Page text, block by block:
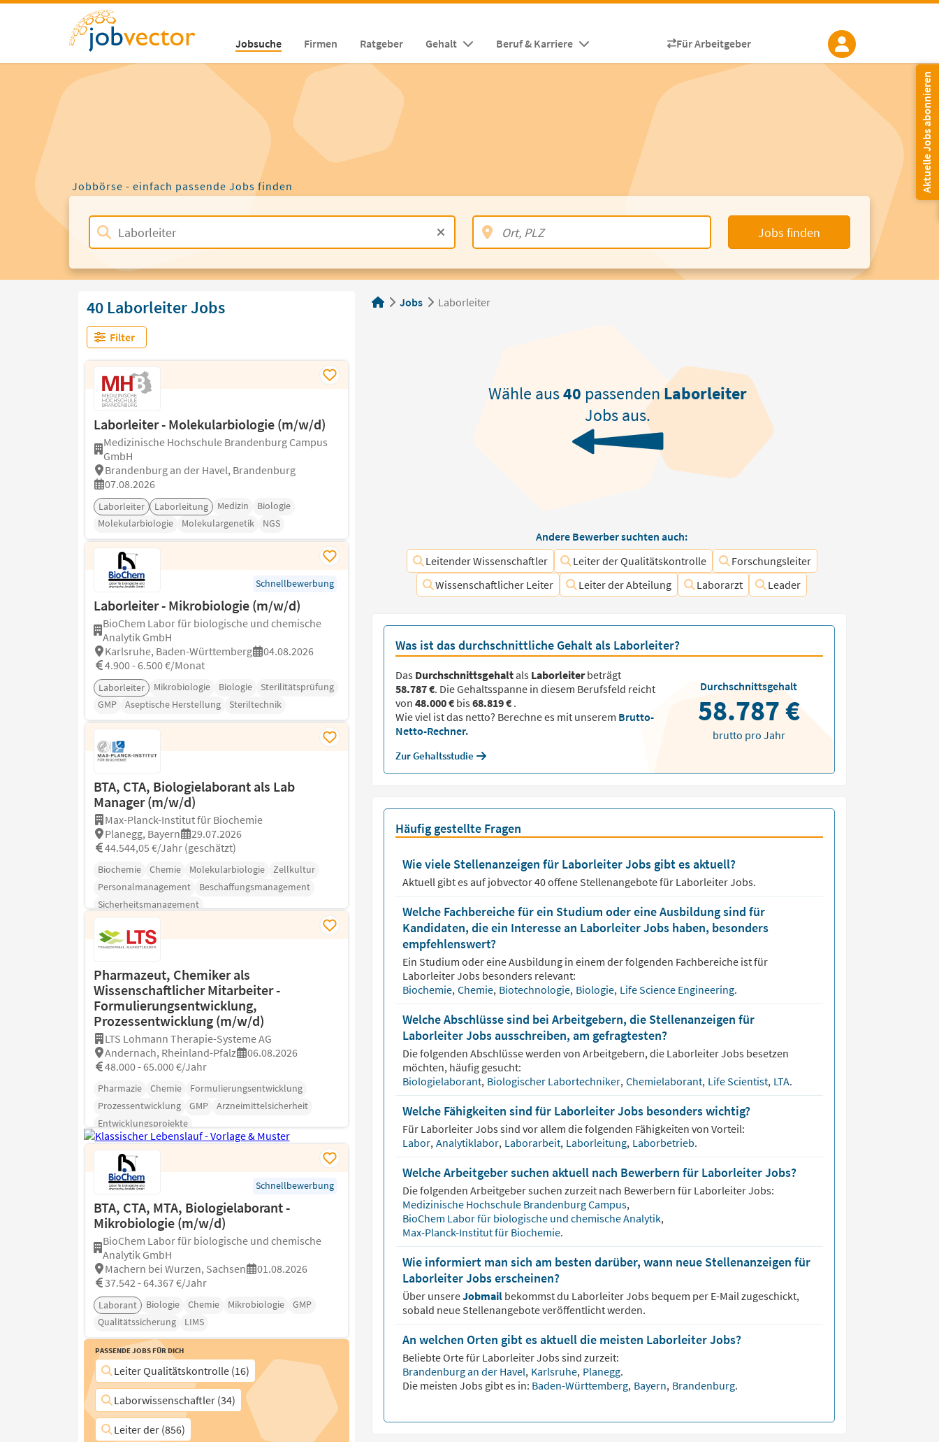
Jobsuche Firmen Ratgeber Gehalt Beruf & Karriere Für Arbeitgeber
Aktuelle Jobs abonnieren
Jobbörse - einfach passende Jobs finden
Jobs finden
40 Laborleiter Jobs
Filter
Laborleiter - Molekularbiologie (m/w/d)
Medizinische Hochschule Brandenburg Campus
GmbH
Brandenburg an der Havel, Brandenburg
07.08.2026
Laborleiter Laborleitung Medizin
Biologie
Molekularbiologie
Molekulargenetik NGS
Schnellbewerbung
Laborleiter - Mikrobiologie (m/w/d)
BioChem Labor für biologische und chemische
Analytik GmbH
Karlsruhe, Baden-Württemberg
04.08.2026
4.900 - 6.500 €/Monat
Laborleiter Mikrobiologie Biologie
Sterilitätsprüfung
GMP
Aseptische Herstellung Steriltechnik
BTA, CTA, Biologielaborant als Lab
Manager (m/w/d)
Max-Planck-Institut für Biochemie
Planegg, Bayern
29.07.2026
44.544,05 €/Jahr (geschätzt)
Biochemie Chemie Molekularbiologie
Zellkultur
Personalmanagement
Beschaffungsmanagement
Sicherheitsmanagement
Pharmazeut, Chemiker als
Wissenschaftlicher Mitarbeiter -
Formulierungsentwicklung,
Prozessentwicklung (m/w/d)
LTS Lohmann Therapie-Systeme AG
Andernach, Rheinland-Pfalz
06.08.2026
48.000 - 65.000 €/Jahr
Pharmazie Chemie
Formulierungsentwicklung
Prozessentwicklung
GMP
Arzneimittelsicherheit
Entwicklungsprojekte
Schnellbewerbung
BTA, CTA, MTA, Biologielaborant -
Mikrobiologie (m/w/d)
BioChem Labor für biologische und chemische
Analytik GmbH
Machern bei Wurzen, Sachsen
01.08.2026
37.542 - 64.367 €/Jahr
Laborant Biologie Chemie Mikrobiologie
GMP
Qualitätssicherung
LIMS
Passende Jobs für Dich
Leiter Qualitätskontrolle (16)
Laborwissenschaftler (34)
Leiter der (856)
Jobs Laborleiter
Wähle aus40 passenden Laborleiter
Jobs aus.
Andere Bewerber suchten auch:
Leitender Wissenschaftler
Leiter der Qualitätskontrolle
Forschungsleiter
Wissenschaftlicher Leiter
Leiter der Abteilung Laborarzt Leader
Was ist das durchschnittliche Gehalt als Laborleiter?
Das Durchschnittsgehaltals Laborleiterbeträgt
58.787 €. Die Gehaltsspanne in diesem Berufsfeld reicht
von 48.000 €bis68.819 € .
Wie viel ist das netto? Berechne es mit unserem Brutto-
Netto-Rechner.
Zur Gehaltsstudie
Durchschnittsgehalt
58.787 €
brutto pro Jahr
Häufig gestellte Fragen
Wie viele Stellenanzeigen für Laborleiter Jobs gibt es aktuell?
Aktuell gibt es auf jobvector40offene Stellenangebote für Laborleiter Jobs.
Welche Fachbereiche für ein Studium oder eine Ausbildung sind für
Kandidaten, die ein Interesse an Laborleiter Jobs haben, besonders
empfehlenswert?
Ein Studium oder eine Ausbildung in einem der folgenden Fachbereiche ist für
LaborleiterJobs besonders relevant:
Biochemie, Chemie, Biotechnologie, Biologie, Life Science Engineering.
Welche Abschlüsse sind bei Arbeitgebern, die Stellenanzeigen für
Laborleiter Jobs ausschreiben, am gefragtesten?
Die folgenden Abschlüsse werden von Arbeitgebern, die LaborleiterJobs besetzen
möchten, häufig gesucht:
Biologielaborant, Biologischer Labortechniker, Chemielaborant, Life Scientist, LTA.
Welche Fähigkeiten sind für Laborleiter Jobs besonders wichtig?
Für LaborleiterJobs sind vor allem die folgenden Fähigkeiten von Vorteil:
Labor, Analytiklabor, Laborarbeit, Laborleitung, Laborbetrieb.
Welche Arbeitgeber suchen aktuell nach Bewerbern für Laborleiter Jobs?
Die folgenden Arbeitgeber suchen zurzeit nach Bewerbern für LaborleiterJobs:
Medizinische Hochschule Brandenburg Campus,
BioChem Labor für biologische und chemische Analytik,
Max-Planck-Institut für Biochemie.
Wie informiert man sich am besten darüber, wann neue Stellenanzeigen für
Laborleiter Jobs erscheinen?
Über unsereJobmail bekommst du LaborleiterJobs bequem per E-Mail zugeschickt,
sobald neue Stellenangebote veröffentlicht werden.
An welchen Orten gibt es aktuell die meisten Laborleiter Jobs?
Beliebte Orte für LaborleiterJobs sind zurzeit:
Brandenburg an der Havel, Karlsruhe, Planegg.
Die meisten Jobs gibt es in: Baden-Württemberg, Bayern, Brandenburg.